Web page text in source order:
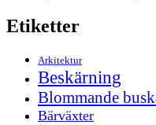
Etiketter
Arkitektur
Beskärning
Blommande
Bärväxter